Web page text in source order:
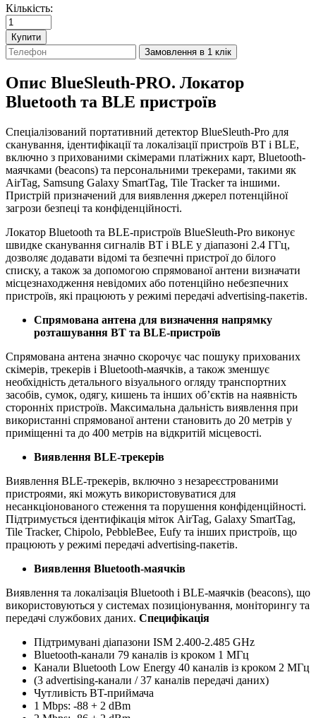
Кількість:
Купити
Замовлення в 1 клік
Опис BlueSleuth-PRO. Локатор
Bluetooth та BLE пристроїв
Спеціалізований портативний детектор BlueSleuth-Pro для
сканування, ідентифікації та локалізації пристроїв BT і BLE,
включно з прихованими скімерами платіжних карт, Bluetooth-
маячками (beacons) та персональними трекерами, такими як
AirTag, Samsung Galaxy SmartTag, Tile Tracker та іншими.
Пристрій призначений для виявлення джерел потенційної
загрози безпеці та конфіденційності.
Локатор Bluetooth та BLE-пристроїв BlueSleuth-Pro виконує
швидке сканування сигналів BT і BLE у діапазоні 2.4 ГГц,
дозволяє додавати відомі та безпечні пристрої до білого
списку, а також за допомогою спрямованої антени визначати
місцезнаходження невідомих або потенційно небезпечних
пристроїв, які працюють у режимі передачі advertising-пакетів.
Спрямована антена для визначення напрямку
розташування BT та BLE-пристроїв
Спрямована антена значно скорочує час пошуку прихованих
скімерів, трекерів і Bluetooth-маячків, а також зменшує
необхідність детального візуального огляду транспортних
засобів, сумок, одягу, кишень та інших об’єктів на наявність
сторонніх пристроїв. Максимальна дальність виявлення при
використанні спрямованої антени становить до 20 метрів у
приміщенні та до 400 метрів на відкритій місцевості.
Виявлення BLE-трекерів
Виявлення BLE-трекерів, включно з незареєстрованими
пристроями, які можуть використовуватися для
несанкціонованого стеження та порушення конфіденційності.
Підтримується ідентифікація міток AirTag, Galaxy SmartTag,
Tile Tracker, Chipolo, PebbleBee, Eufy та інших пристроїв, що
працюють у режимі передачі advertising-пакетів.
Виявлення Bluetooth-маячків
Виявлення та локалізація Bluetooth і BLE-маячків (beacons), що
використовуються у системах позиціонування, моніторингу та
передачі службових даних. Специфікація
Підтримувані діапазони ISM 2.400-2.485 GHz
Bluetooth-канали 79 каналів із кроком 1 МГц
Канали Bluetooth Low Energy 40 каналів із кроком 2 МГц
(3 advertising-канали / 37 каналів передачі даних)
Чутливість BT-приймача
1 Mbps: -88 + 2 dBm